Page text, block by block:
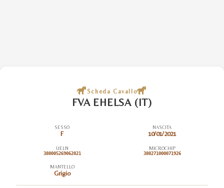
Scheda Cavallo
FVA EHELSA (IT)
SESSO
F
NASCITA
10/01/2021
UELN
380005269062021
MICROCHIP
380271000071926
MANTELLO
Grigio